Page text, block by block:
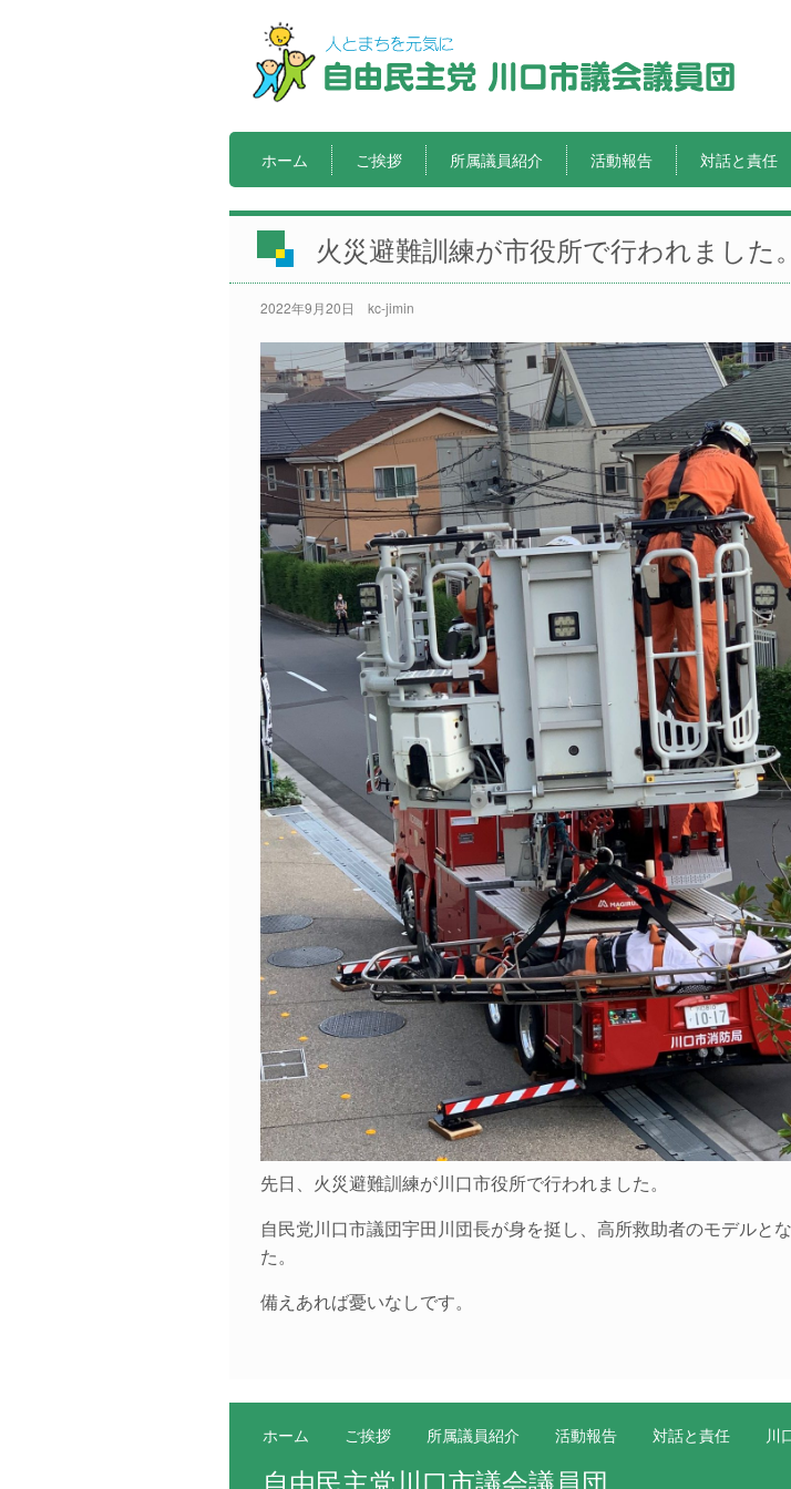
ホーム ご挨拶 所属議員紹介 活動報告 対話と責任
火災避難訓練が市役所で行われました。
2022年9月20日 kc-jimin
先日、火災避難訓練が川口市役所で行われました。
自民党川口市議団宇田川団長が身を挺し、高所救助者のモデルと
た。
備えあれば憂いなしです。
ホーム ご挨拶 所属議員紹介 活動報告 対話と責任 川
自由民主党川口市議会議員団